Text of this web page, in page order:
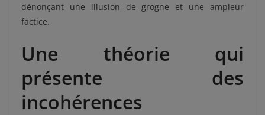
dénonçant une illusion de grogne et une ampleur
factice.
Une théorie qui
présente des
incohérences